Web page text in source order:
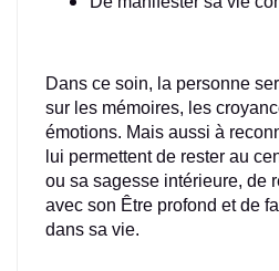
Dans ce soin, la personne
sur les mémoires, les
émotions. Mais aussi à
lui permettent de rester au
ou sa sagesse intérieure, de
avec son Être profond et de
dans sa vie.